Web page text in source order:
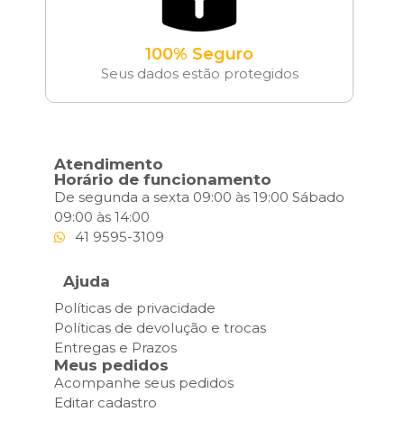
100% Seguro
Seus dados estão protegidos
Atendimento
Horário de funcionamento
De segunda a sexta 09:00 às 19:00 Sábado
09:00 às 14:00
41 9595-3109
Ajuda
Políticas de privacidade
Políticas de devolução e trocas
Entregas e Prazos
Meus pedidos
Acompanhe seus pedidos
Editar cadastro